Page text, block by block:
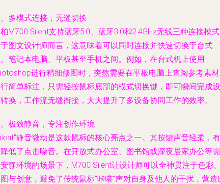
多模式连接，无缝切换
M700 Silent支持蓝牙5.0、蓝牙3.0和2.4GHz无线三种连接模
图文设计师而言，这意味着可以同时连接并快速切换于台式
笔记本电脑、平板甚至手机之间。例如，在台式机上使用
进行精细修图时，突然需要在平板电脑上查阅参考素
简单标注，只需轻按鼠标底部的模式切换键，即可瞬间完成设
换，工作流无缝衔接，大大提升了多设备协同工作的效率。
极致静音，专注创作环境
静音微动是这款鼠标的核心亮点之一。其按键声音轻柔，有
低了点击噪音。在开放式办公室、图书馆或深夜居家办公等需
静环境的场景下，M700 Silent让设计师可以全神贯注于色彩
与创意，避免了传统鼠标“咔嗒”声对自身及他人的干扰，营造